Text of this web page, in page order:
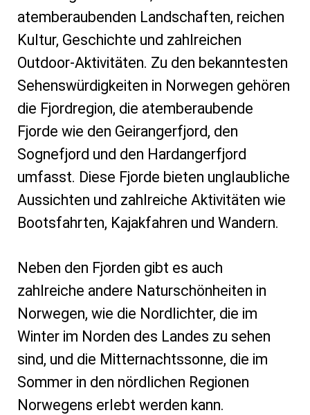
atemberaubenden Landschaften, reichen
Kultur, Geschichte und zahlreichen
Outdoor-Aktivitäten. Zu den bekanntesten
Sehenswürdigkeiten in Norwegen gehören
die Fjordregion, die atemberaubende
Fjorde wie den Geirangerfjord, den
Sognefjord und den Hardangerfjord
umfasst. Diese Fjorde bieten unglaubliche
Aussichten und zahlreiche Aktivitäten wie
Bootsfahrten, Kajakfahren und Wandern.
Neben den Fjorden gibt es auch
zahlreiche andere Naturschönheiten in
Norwegen, wie die Nordlichter, die im
Winter im Norden des Landes zu sehen
sind, und die Mitternachtssonne, die im
Sommer in den nördlichen Regionen
Norwegens erlebt werden kann.